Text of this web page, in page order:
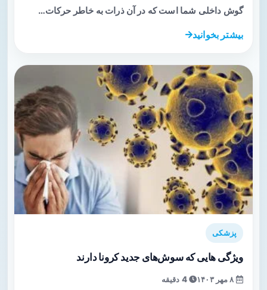
گوش داخلی شما است که در آن ذرات به خاطر حرکات…
بیشتر بخوانید
پزشکی
ویژگی هایی که سوش‌های جدید کرونا دارند
4 دقیقه